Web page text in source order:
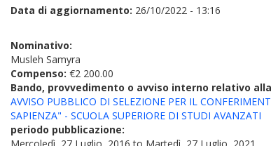
Data di aggiornamento: 26/10/2022 - 13:16
Nominativo:
Musleh Samyra
Compenso: €2 200.00
Bando, provvedimento o avviso interno relativo
AVVISO PUBBLICO DI SELEZIONE PER IL
SAPIENZA" - SCUOLA SUPERIORE DI STUDI AVANZATI
periodo pubblicazione: